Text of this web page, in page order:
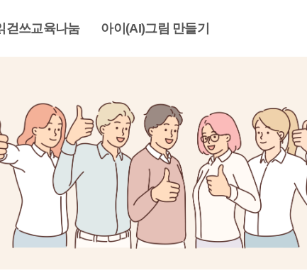
걷쓰교육나눔 아이(AI)그림 만들기